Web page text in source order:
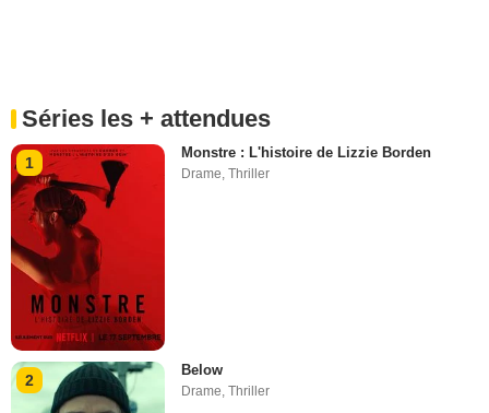
Séries les + attendues
1
Monstre : L'histoire de Lizzie Borden
Drame,Thriller
2
Below
Drame ,Thriller